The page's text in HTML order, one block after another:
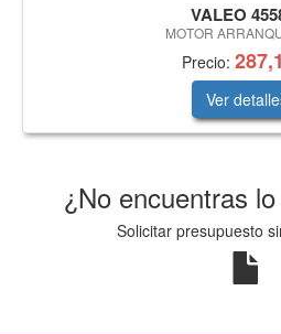
VALEO
MOTOR
Precio:
Ver
¿No encuentras
Solicitar presupuesto